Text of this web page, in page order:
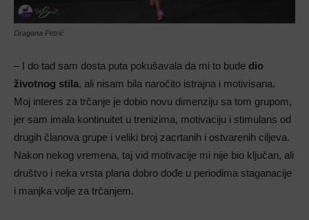
Dragana Petrić
– I do tad sam dosta puta pokušavala da mi to bude dio
životnog stila, ali nisam bila naročito istrajna i motivisana.
Moj interes za trčanje je dobio novu dimenziju sa tom grupom,
jer sam imala kontinuitet u trenizima, motivaciju i stimulans od
drugih članova grupe i veliki broj zacrtanih i ostvarenih ciljeva.
Nakon nekog vremena, taj vid motivacije mi nije bio ključan, ali
društvo i neka vrsta plana dobro dođe u periodima staganacije
i manjka volje za trčanjem.